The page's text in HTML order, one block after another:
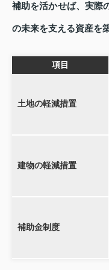
補助を活かせば、実際
の未来を支える資産を
項目
土地の軽減措置
建物の軽減措置
補助金制度